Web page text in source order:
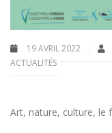
19 AVRIL 2022
ACTUALITÉS
Art, nature, culture, le